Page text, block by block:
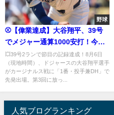
野球
⚾【偉業達成】大谷翔平、39号
でメジャー通算1000安打！今季
最長4回登板も披露！
💥39号2ランで節目の記録達成！8月6日
（現地時間）、ドジャースの大谷翔平選手
がカージナルス戦に「1番・投手兼DH」で
先発出場。第3回に放っ...
人気ブログランキング